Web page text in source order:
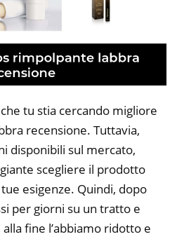
tu stia cercando migliore
recensione. Tuttavia,
disponibili sul mercato,
scegliere il prodotto
esigenze. Quindi, dopo
per giorni su un tratto e
fine l’abbiamo ridotto e